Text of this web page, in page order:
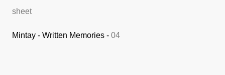
sheet
Mintay - Written Memories - 04